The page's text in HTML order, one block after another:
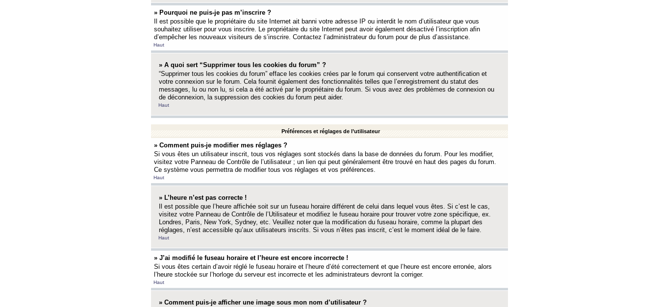
» Pourquoi ne puis-je pas m’inscrire ?
Il est possible que le propriétaire du site Internet ait banni votre adresse IP ou interdit le nom d’utilisateur que vous
souhaitez utiliser pour vous inscrire. Le propriétaire du site Internet peut avoir également désactivé l’inscription afin
d’empêcher les nouveaux visiteurs de s’inscrire. Contactez l’administrateur du forum pour de plus d’assistance.
Haut
» A quoi sert “Supprimer tous les cookies du forum” ?
“Supprimer tous les cookies du forum” efface les cookies crées par le forum qui conservent votre authentification et
votre connexion sur le forum. Cela fournit également des fonctionnalités telles que l’enregistrement du statut des
messages, lu ou non lu, si cela a été activé par le propriétaire du forum. Si vous avez des problèmes de connexion ou
de déconnexion, la suppression des cookies du forum peut aider.
Haut
Préférences et réglages de l’utilisateur
» Comment puis-je modifier mes réglages ?
Si vous êtes un utilisateur inscrit, tous vos réglages sont stockés dans la base de données du forum. Pour les modifier,
visitez votre Panneau de Contrôle de l’utilisateur ; un lien qui peut généralement être trouvé en haut des pages du forum.
Ce système vous permettra de modifier tous vos réglages et vos préférences.
Haut
» L’heure n’est pas correcte !
Il est possible que l’heure affichée soit sur un fuseau horaire différent de celui dans lequel vous êtes. Si c’est le cas,
visitez votre Panneau de Contrôle de l’Utilisateur et modifiez le fuseau horaire pour trouver votre zone spécifique, ex.
Londres, Paris, New York, Sydney, etc. Veuillez noter que la modification du fuseau horaire, comme la plupart des
réglages, n’est accessible qu’aux utilisateurs inscrits. Si vous n’êtes pas inscrit, c’est le moment idéal de le faire.
Haut
» J’ai modifié le fuseau horaire et l’heure est encore incorrecte !
Si vous êtes certain d’avoir réglé le fuseau horaire et l’heure d’été correctement et que l’heure est encore erronée, alors
l’heure stockée sur l’horloge du serveur est incorrecte et les administrateurs devront la corriger.
Haut
» Comment puis-je afficher une image sous mon nom d’utilisateur ?